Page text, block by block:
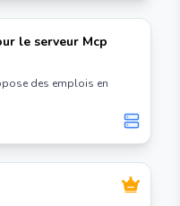
le serveur Mcp
des emplois en